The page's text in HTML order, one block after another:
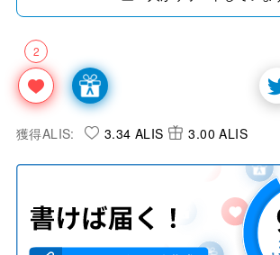
2
獲得ALIS: 3.34 ALIS 3.00 ALIS